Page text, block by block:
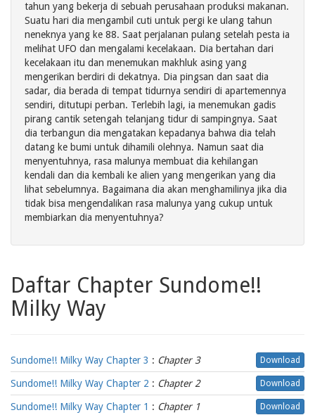
tahun yang bekerja di sebuah perusahaan produksi makanan.
Suatu hari dia mengambil cuti untuk pergi ke ulang tahun
neneknya yang ke 88. Saat perjalanan pulang setelah pesta ia
melihat UFO dan mengalami kecelakaan. Dia bertahan dari
kecelakaan itu dan menemukan makhluk asing yang
mengerikan berdiri di dekatnya. Dia pingsan dan saat dia
sadar, dia berada di tempat tidurnya sendiri di apartemennya
sendiri, ditutupi perban. Terlebih lagi, ia menemukan gadis
pirang cantik setengah telanjang tidur di sampingnya. Saat
dia terbangun dia mengatakan kepadanya bahwa dia telah
datang ke bumi untuk dihamili olehnya. Namun saat dia
menyentuhnya, rasa malunya membuat dia kehilangan
kendali dan dia kembali ke alien yang mengerikan yang dia
lihat sebelumnya. Bagaimana dia akan menghamilinya jika dia
tidak bisa mengendalikan rasa malunya yang cukup untuk
membiarkan dia menyentuhnya?
Daftar Chapter Sundome!!
Milky Way
Sundome!! Milky Way Chapter 3 : Chapter 3 Download
Sundome!! Milky Way Chapter 2 : Chapter 2 Download
Sundome!! Milky Way Chapter 1 : Chapter 1 Download